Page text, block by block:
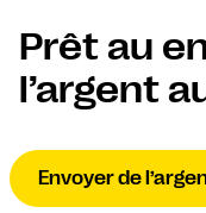
Prêt au
l’argent
Envoyer de